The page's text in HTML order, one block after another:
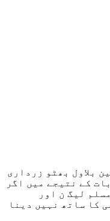
بلاول بھٹو زرداری
کے نتیجے میں اگر
لیگ ن اور
کا ساتھ نہیں دینا